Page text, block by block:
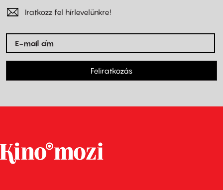
Iratkozz fel hírlevelünkre!
Feliratkozás